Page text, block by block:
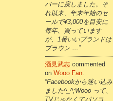
バーに戻しました。そ
れ以来、年末年始のセ
ールで¥3,000を目安に
毎年、買っています
が、1番いいブランドは
ブラウン …”
酒見武志 commented
on Wooo Fan:
“Facebookから迷い込み
ました^_^;Wooo って、
TVじゃなくてパソコ